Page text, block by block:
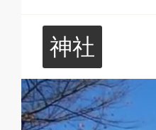
神社